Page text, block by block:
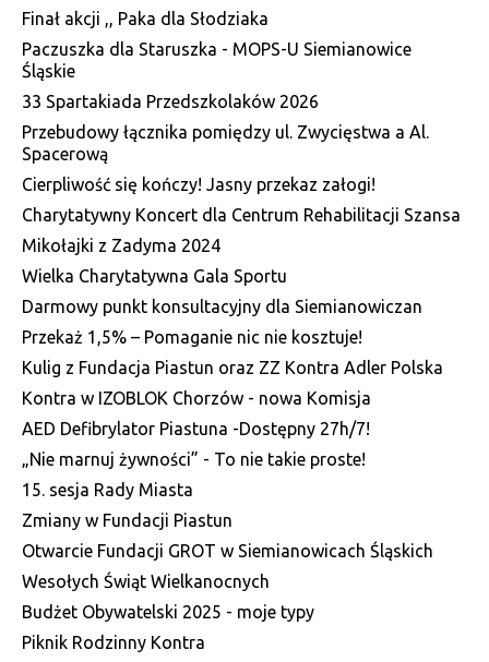
Finał akcji ,, Paka dla Słodziaka
Paczuszka dla Staruszka - MOPS-U Siemianowice
Śląskie
33 Spartakiada Przedszkolaków 2026
Przebudowy łącznika pomiędzy ul. Zwycięstwa a Al.
Spacerową
Cierpliwość się kończy! Jasny przekaz załogi!
Charytatywny Koncert dla Centrum Rehabilitacji Szansa
Mikołajki z Zadyma 2024
Wielka Charytatywna Gala Sportu
Darmowy punkt konsultacyjny dla Siemianowiczan
Przekaż 1,5% – Pomaganie nic nie kosztuje!
Kulig z Fundacja Piastun oraz ZZ Kontra Adler Polska
Kontra w IZOBLOK Chorzów - nowa Komisja
AED Defibrylator Piastuna -Dostępny 27h/7!
„Nie marnuj żywności” - To nie takie proste!
15. sesja Rady Miasta
Zmiany w Fundacji Piastun
Otwarcie Fundacji GROT w Siemianowicach Śląskich
Wesołych Świąt Wielkanocnych
Budżet Obywatelski 2025 - moje typy
Piknik Rodzinny Kontra